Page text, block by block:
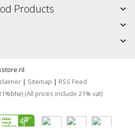
Products
| Sitemap | RSS Feed
(All prices include 21% vat)